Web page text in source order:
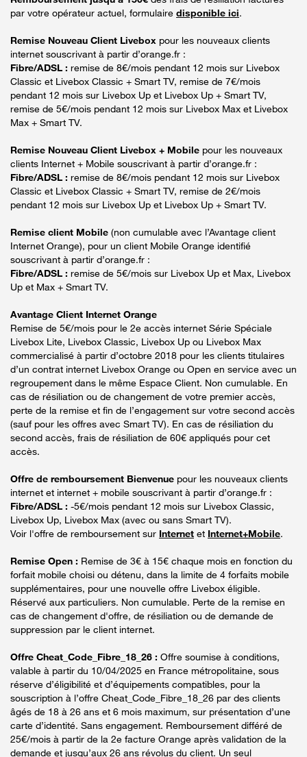
par votre opérateur actuel, formulaire disponible ici.
Remise Nouveau Client Livebox pour les nouveaux clients
internet souscrivant à partir d’orange.fr :
Fibre/ADSL : remise de 8€/mois pendant 12 mois sur Livebox
Classic et Livebox Classic + Smart TV, remise de 7€/mois
pendant 12 mois sur Livebox Up et Livebox Up + Smart TV,
remise de 5€/mois pendant 12 mois sur Livebox Max et Livebox
Max + Smart TV.
Remise Nouveau Client Livebox + Mobile pour les nouveaux
clients Internet + Mobile souscrivant à partir d’orange.fr :
Fibre/ADSL : remise de 8€/mois pendant 12 mois sur Livebox
Classic et Livebox Classic + Smart TV, remise de 2€/mois
pendant 12 mois sur Livebox Up et Livebox Up + Smart TV.
Remise client Mobile (non cumulable avec l’Avantage client
Internet Orange), pour un client Mobile Orange identifié
souscrivant à partir d’orange.fr :
Fibre/ADSL : remise de 5€/mois sur Livebox Up et Max, Livebox
Up et Max + Smart TV.
Avantage Client Internet Orange
Remise de 5€/mois pour le 2e accès internet Série Spéciale
Livebox Lite, Livebox Classic, Livebox Up ou Livebox Max
commercialisé à partir d’octobre 2018 pour les clients titulaires
d’un contrat internet Livebox Orange ou Open en service avec un
regroupement dans le même Espace Client. Non cumulable. En
cas de résiliation ou de changement de votre premier accès,
perte de la remise et fin de l’engagement sur votre second accès
(sauf pour les offres avec Smart TV). En cas de résiliation du
second accès, frais de résiliation de 60€ appliqués pour cet
accès.
Offre de remboursement Bienvenue pour les nouveaux clients
internet et internet + mobile souscrivant à partir d’orange.fr :
Fibre/ADSL : -5€/mois pendant 12 mois sur Livebox Classic,
Livebox Up, Livebox Max (avec ou sans Smart TV).
Voir l'offre de remboursement sur Internet et Internet+Mobile.
Remise Open : Remise de 3€ à 15€ chaque mois en fonction du
forfait mobile choisi ou détenu, dans la limite de 4 forfaits mobile
supplémentaires, pour une nouvelle offre Livebox éligible.
Réservé aux particuliers. Non cumulable. Perte de la remise en
cas de changement d'offre, de résiliation ou de demande de
suppression par le client internet.
Offre Cheat_Code_Fibre_18_26 : Offre soumise à conditions,
valable à partir du 10/04/2025 en France métropolitaine, sous
réserve d’éligibilité et d’équipements compatibles, pour la
souscription à l’offre Cheat_Code_Fibre_18_26 par des clients
âgés de 18 à 26 ans et 6 mois maximum, sur présentation d’une
carte d’identité. Sans engagement. Remboursement différé de
25€/mois à partir de la 2e facture Orange après validation de la
demande et jusqu’aux 26 ans révolus du client. Un seul